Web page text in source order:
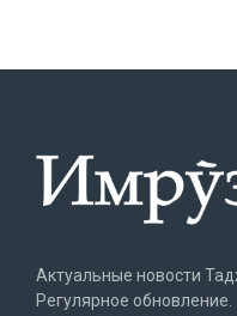
Актуальные новости
Регулярное обновление.